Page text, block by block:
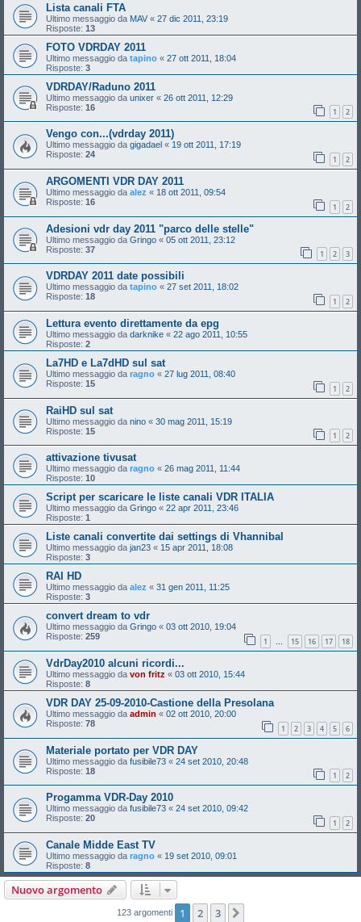
Lista canali FTA
Ultimo messaggio da MAV « 27 dic 2011, 23:19
Risposte: 13
FOTO VDRDAY 2011
Ultimo messaggio da tapino « 27 ott 2011, 18:04
Risposte: 3
VDRDAY/Raduno 2011
Ultimo messaggio da unixer « 26 ott 2011, 12:29
Risposte: 16 1 2
Vengo con...(vdrday 2011)
Ultimo messaggio da gigadael « 19 ott 2011, 17:19
Risposte: 24 1 2
ARGOMENTI VDR DAY 2011
Ultimo messaggio da alez « 18 ott 2011, 09:54
Risposte: 16 1 2
Adesioni vdr day 2011 "parco delle stelle"
Ultimo messaggio da Gringo « 05 ott 2011, 23:12
Risposte: 37 1 2 3
VDRDAY 2011 date possibili
Ultimo messaggio da tapino « 27 set 2011, 18:02
Risposte: 18 1 2
Lettura evento direttamente da epg
Ultimo messaggio da darknike « 22 ago 2011, 10:55
Risposte: 2
La7HD e La7dHD sul sat
Ultimo messaggio da ragno « 27 lug 2011, 08:40
Risposte: 15 1 2
RaiHD sul sat
Ultimo messaggio da nino « 30 mag 2011, 15:19
Risposte: 15 1 2
attivazione tivusat
Ultimo messaggio da ragno « 26 mag 2011, 11:44
Risposte: 10
Script per scaricare le liste canali VDR ITALIA
Ultimo messaggio da Gringo « 22 apr 2011, 23:46
Risposte: 1
Liste canali convertite dai settings di Vhannibal
Ultimo messaggio da jan23 « 15 apr 2011, 18:08
Risposte: 3
RAI HD
Ultimo messaggio da alez « 31 gen 2011, 11:25
Risposte: 3
convert dream to vdr
Ultimo messaggio da Gringo « 03 ott 2010, 19:04
Risposte: 259 1 … 15 16 17 18
VdrDay2010 alcuni ricordi...
Ultimo messaggio da von fritz « 03 ott 2010, 15:44
Risposte: 8
VDR DAY 25-09-2010-Castione della Presolana
Ultimo messaggio da admin « 02 ott 2010, 20:00
Risposte: 78 1 2 3 4 5 6
Materiale portato per VDR DAY
Ultimo messaggio da fusibile73 « 24 set 2010, 20:48
Risposte: 18 1 2
Progamma VDR-Day 2010
Ultimo messaggio da fusibile73 « 24 set 2010, 09:42
Risposte: 20 1 2
Canale Midde East TV
Ultimo messaggio da ragno « 19 set 2010, 09:01
Risposte: 8
Nuovo argomento
123 argomenti 1 2 3